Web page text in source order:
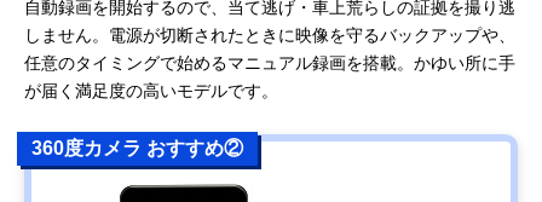
自動録画を開始するので、当て逃げ・車上荒らしの証拠を撮り逃
しません。電源が切断されたときに映像を守るバックアップや、
任意のタイミングで始めるマニュアル録画を搭載。かゆい所に手
が届く満足度の高いモデルです。
360度カメラ おすすめ②